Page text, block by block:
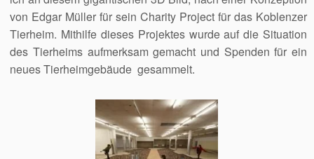
von Edgar Müller für sein Charity Project für das Koblenzer
Tierheim. Mithilfe dieses Projektes wurde auf die Situation
des Tierheims aufmerksam gemacht und Spenden für ein
neues Tierheimgebäude gesammelt.